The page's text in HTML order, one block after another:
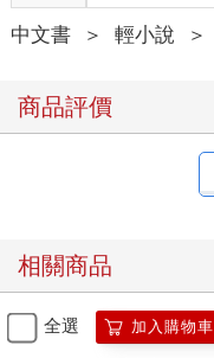
中文書 ＞ 輕小說 ＞
商品評價
相關商品
全選 加入購物車